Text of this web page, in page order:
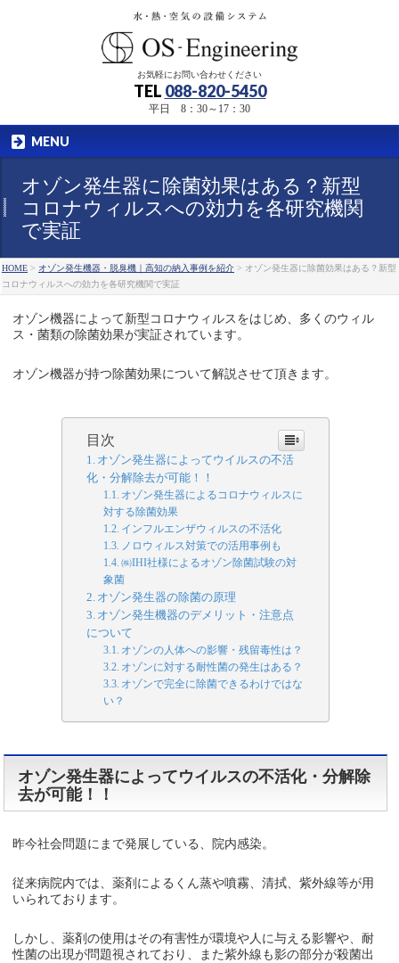
お気軽にお問い合わせください
TEL 088-820-5450
平日 8：30～17：30
MENU
オゾン発生器に除菌効果はある？新型
コロナウィルスへの効力を各研究機関
で実証
HOME > オゾン発生機器・脱臭機｜高知の納入事例を紹介 > オゾン発生器に除菌効果はある？新型
コロナウィルスへの効力を各研究機関で実証
オゾン機器によって新型コロナウィルスをはじめ、多くのウィル
ス・菌類の除菌効果が実証されています。
オゾン機器が持つ除菌効果について解説させて頂きます。
目次
オゾン発生器によってウイルスの不活
化・分解除去が可能！！
オゾン発生器によるコロナウィルスに
対する除菌効果
インフルエンザウィルスの不活化
ノロウィルス対策での活用事例も
㈱IHI社様によるオゾン除菌試験の対
象菌
オゾン発生器の除菌の原理
オゾン発生機器のデメリット・注意点
について
オゾンの人体への影響・残留毒性は？
オゾンに対する耐性菌の発生はある？
オゾンで完全に除菌できるわけではな
い？
オゾン発生器によってウイルスの不活化・分解除
去が可能！！
昨今社会問題にまで発展している、院内感染。
従来病院内では、薬剤によるくん蒸や噴霧、清拭、紫外線等が用
いられております。
しかし、薬剤の使用はその有害性が環境や人に与える影響や、耐
性菌の出現が問題視されており、また紫外線も影の部分が殺菌出